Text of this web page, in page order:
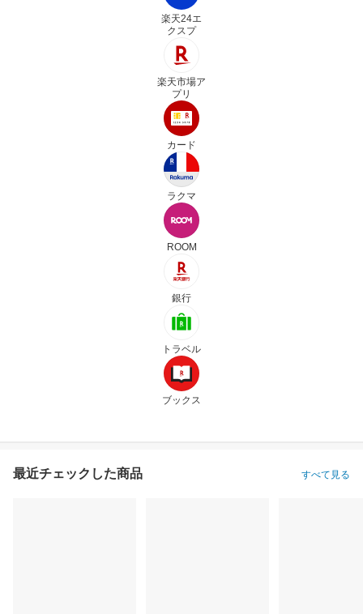
楽天24エ
クスプ
楽天市場ア
プリ
カード
ラクマ
ROOM
銀行
トラベル
ブックス
最近チェックした商品 すべて見る